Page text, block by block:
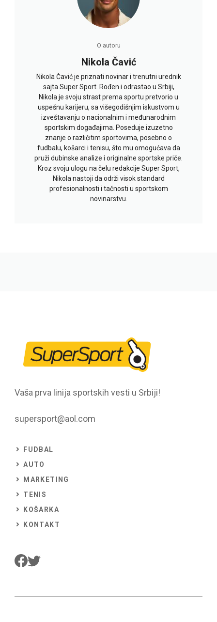
O autoru
Nikola Čavić
Nikola Čavić je priznati novinar i trenutni urednik
sajta Super Sport. Rođen i odrastao u Srbiji,
Nikola je svoju strast prema sportu pretvorio u
uspešnu karijeru, sa višegodišnjim iskustvom u
izveštavanju o nacionalnim i međunarodnim
sportskim događajima. Poseduje izuzetno
znanje o različitim sportovima, posebno o
fudbalu, košarci i tenisu, što mu omogućava da
pruži dubinske analize i originalne sportske priče.
Kroz svoju ulogu na čelu redakcije Super Sport,
Nikola nastoji da održi visok standard
profesionalnosti i tačnosti u sportskom
novinarstvu.
Vaša prva linija sportskih vesti u Srbiji!
supersport@aol.com
FUDBAL
AUTO
MARKETING
TENIS
KOŠARKA
KONTAKT